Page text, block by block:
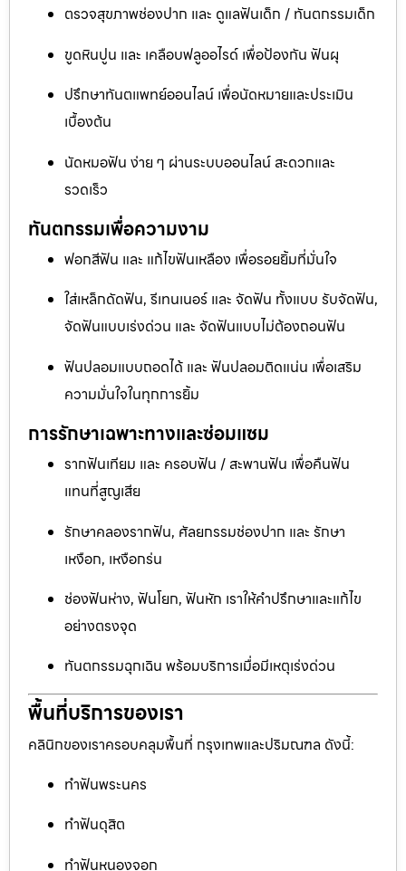
ตรวจสุขภาพช่องปาก และ ดูแลฟันเด็ก / ทันตกรรมเด็ก
ขูดหินปูน และ เคลือบฟลูออไรด์ เพื่อป้องกัน ฟันผุ
ปรึกษาทันตแพทย์ออนไลน์ เพื่อนัดหมายและประเมิน
เบื้องต้น
นัดหมอฟัน ง่าย ๆ ผ่านระบบออนไลน์ สะดวกและ
รวดเร็ว
ทันตกรรมเพื่อความงาม
ฟอกสีฟัน และ แก้ไขฟันเหลือง เพื่อรอยยิ้มที่มั่นใจ
ใส่เหล็กดัดฟัน, รีเทนเนอร์ และ จัดฟัน ทั้งแบบ รับจัดฟัน,
จัดฟันแบบเร่งด่วน และ จัดฟันแบบไม่ต้องถอนฟัน
ฟันปลอมแบบถอดได้ และ ฟันปลอมติดแน่น เพื่อเสริม
ความมั่นใจในทุกการยิ้ม
การรักษาเฉพาะทางและซ่อมแซม
รากฟันเทียม และ ครอบฟัน / สะพานฟัน เพื่อคืนฟัน
แทนที่สูญเสีย
รักษาคลองรากฟัน, ศัลยกรรมช่องปาก และ รักษา
เหงือก, เหงือกร่น
ช่องฟันห่าง, ฟันโยก, ฟันหัก เราให้คำปรึกษาและแก้ไข
อย่างตรงจุด
ทันตกรรมฉุกเฉิน พร้อมบริการเมื่อมีเหตุเร่งด่วน
พื้นที่บริการของเรา
คลินิกของเราครอบคลุมพื้นที่ กรุงเทพและปริมณฑล ดังนี้:
ทำฟันพระนคร
ทำฟันดุสิต
ทำฟันหนองจอก